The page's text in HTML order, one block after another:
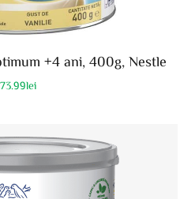
+4 ani, 400g, Nestle
73.99lei